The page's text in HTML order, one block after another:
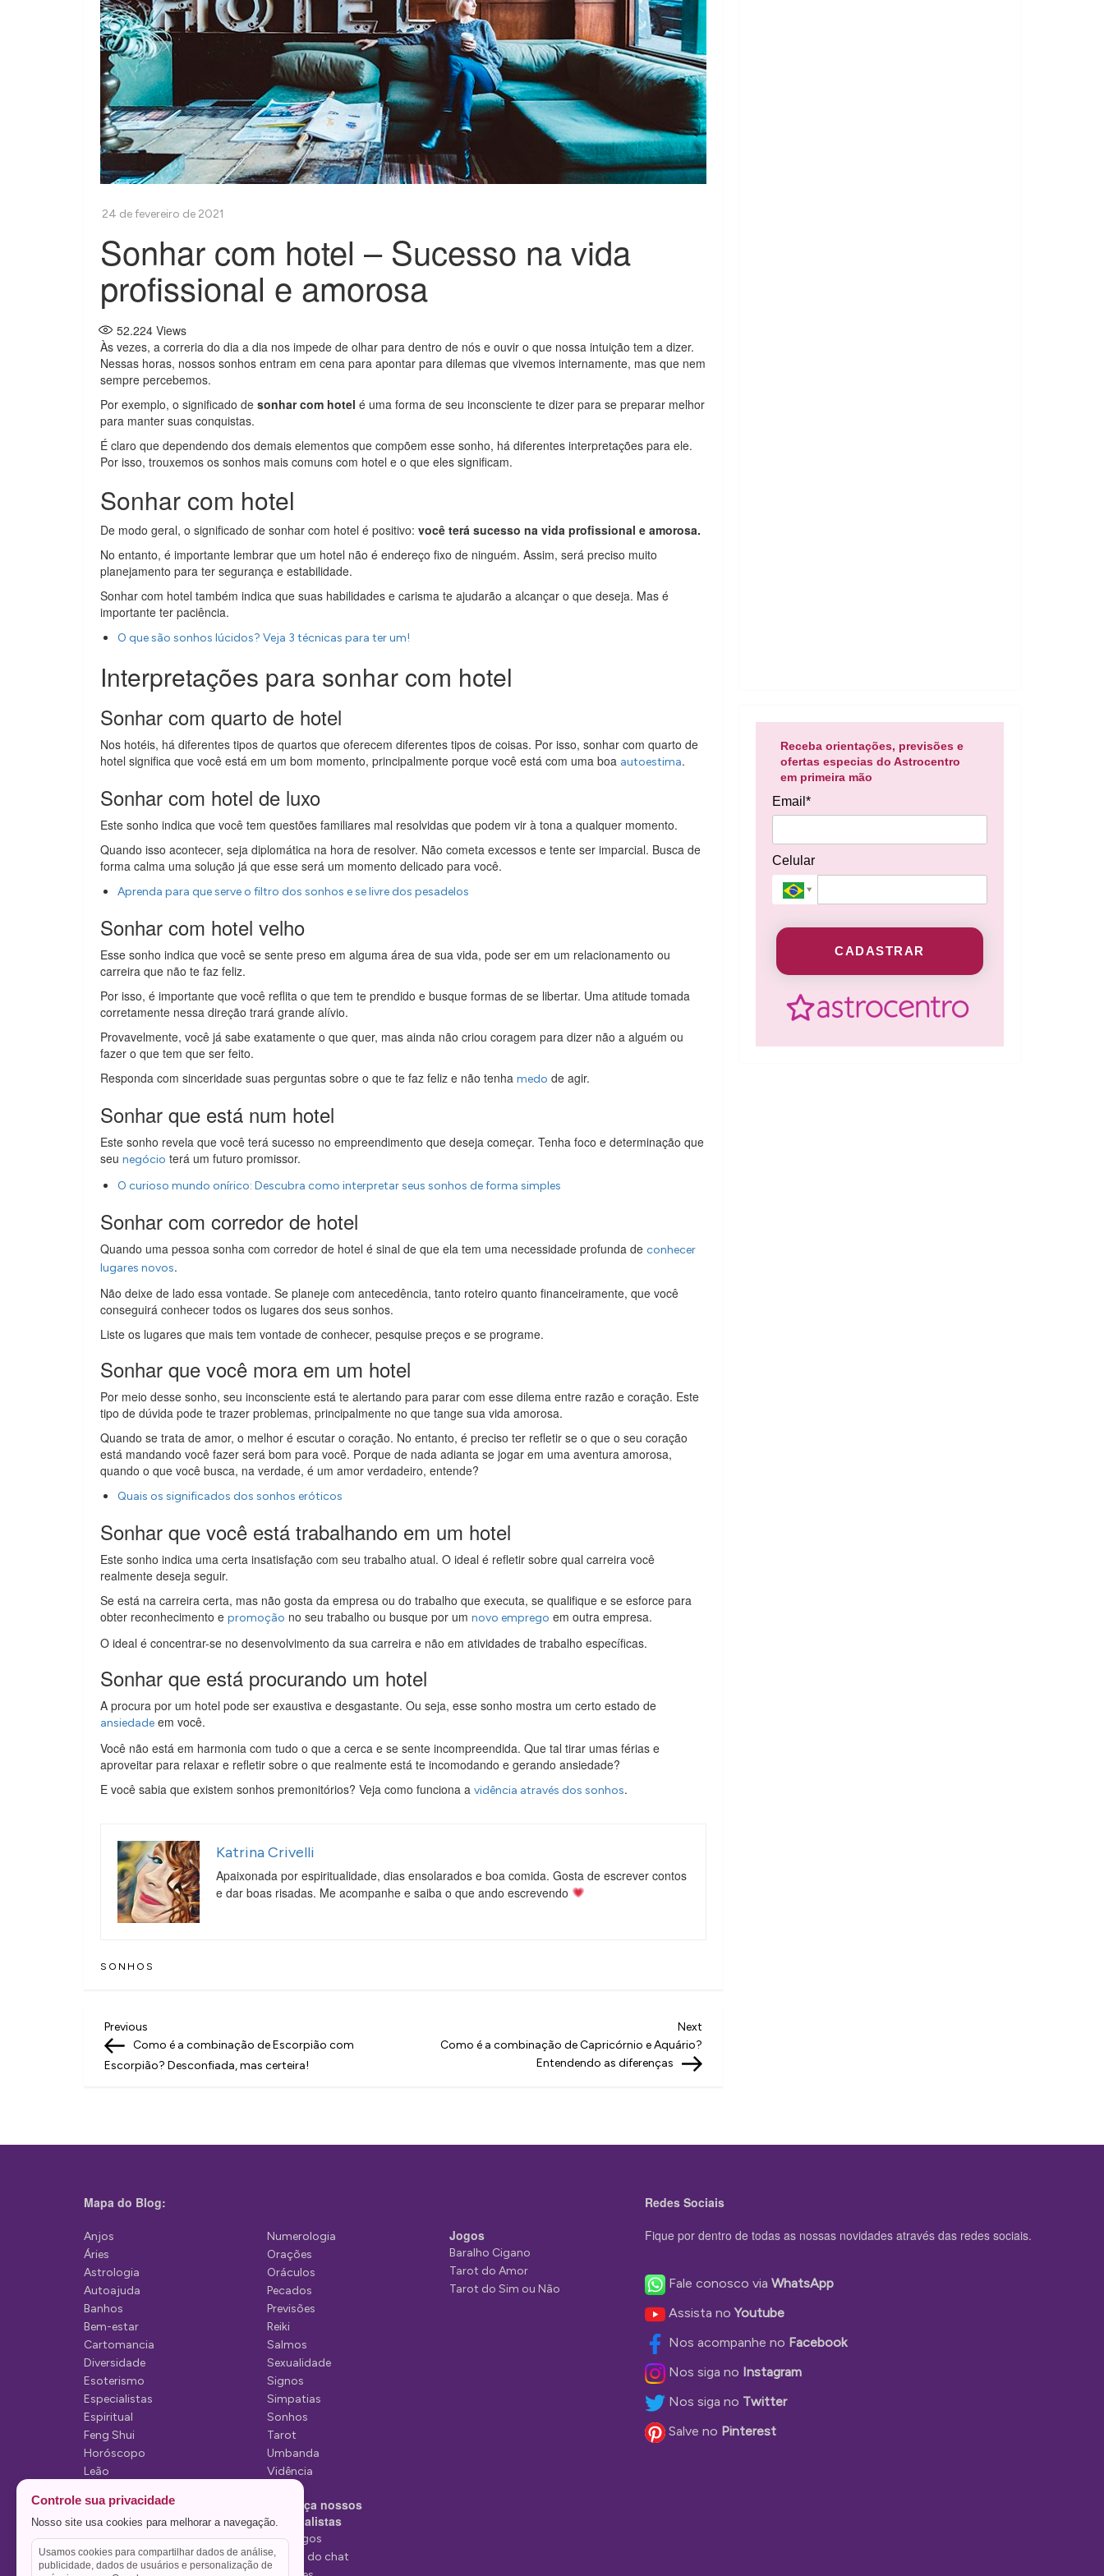
Sonhar com hotel – Sucesso na vida
profissional e amorosa
52.224 Views
Às vezes, a correria do dia a dia nos impede de olhar para dentro de nós e ouvir o que nossa intuição tem a dizer.
Nessas horas, nossos sonhos entram em cena para apontar para dilemas que vivemos internamente, mas que nem
sempre percebemos.
Por exemplo, o significado de sonhar com hotel é uma forma de seu inconsciente te dizer para se preparar melhor
para manter suas conquistas.
É claro que dependendo dos demais elementos que compõem esse sonho, há diferentes interpretações para ele.
Por isso, trouxemos os sonhos mais comuns com hotel e o que eles significam.
Sonhar com hotel
De modo geral, o significado de sonhar com hotel é positivo: você terá sucesso na vida profissional e amorosa.
No entanto, é importante lembrar que um hotel não é endereço fixo de ninguém. Assim, será preciso muito
planejamento para ter segurança e estabilidade.
Sonhar com hotel também indica que suas habilidades e carisma te ajudarão a alcançar o que deseja. Mas é
importante ter paciência.
O que são sonhos lúcidos? Veja 3 técnicas para ter um!
Interpretações para sonhar com hotel
Sonhar com quarto de hotel
Nos hotéis, há diferentes tipos de quartos que oferecem diferentes tipos de coisas. Por isso, sonhar com quarto de
hotel significa que você está em um bom momento, principalmente porque você está com uma boa autoestima.
Sonhar com hotel de luxo
Este sonho indica que você tem questões familiares mal resolvidas que podem vir à tona a qualquer momento.
Quando isso acontecer, seja diplomática na hora de resolver. Não cometa excessos e tente ser imparcial. Busca de
forma calma uma solução já que esse será um momento delicado para você.
Aprenda para que serve o filtro dos sonhos e se livre dos pesadelos
Sonhar com hotel velho
Esse sonho indica que você se sente preso em alguma área de sua vida, pode ser em um relacionamento ou
carreira que não te faz feliz.
Por isso, é importante que você reflita o que tem te prendido e busque formas de se libertar. Uma atitude tomada
corretamente nessa direção trará grande alívio.
Provavelmente, você já sabe exatamente o que quer, mas ainda não criou coragem para dizer não a alguém ou
fazer o que tem que ser feito.
Responda com sinceridade suas perguntas sobre o que te faz feliz e não tenha medo de agir.
Sonhar que está num hotel
Este sonho revela que você terá sucesso no empreendimento que deseja começar. Tenha foco e determinação que
seu negócio terá um futuro promissor.
O curioso mundo onírico: Descubra como interpretar seus sonhos de forma simples
Sonhar com corredor de hotel
Quando uma pessoa sonha com corredor de hotel é sinal de que ela tem uma necessidade profunda de conhecer
lugares novos.
Não deixe de lado essa vontade. Se planeje com antecedência, tanto roteiro quanto financeiramente, que você
conseguirá conhecer todos os lugares dos seus sonhos.
Liste os lugares que mais tem vontade de conhecer, pesquise preços e se programe.
Sonhar que você mora em um hotel
Por meio desse sonho, seu inconsciente está te alertando para parar com esse dilema entre razão e coração. Este
tipo de dúvida pode te trazer problemas, principalmente no que tange sua vida amorosa.
Quando se trata de amor, o melhor é escutar o coração. No entanto, é preciso ter refletir se o que o seu coração
está mandando você fazer será bom para você. Porque de nada adianta se jogar em uma aventura amorosa,
quando o que você busca, na verdade, é um amor verdadeiro, entende?
Quais os significados dos sonhos eróticos
Sonhar que você está trabalhando em um hotel
Este sonho indica uma certa insatisfação com seu trabalho atual. O ideal é refletir sobre qual carreira você
realmente deseja seguir.
Se está na carreira certa, mas não gosta da empresa ou do trabalho que executa, se qualifique e se esforce para
obter reconhecimento e promoção no seu trabalho ou busque por um novo emprego em outra empresa.
O ideal é concentrar-se no desenvolvimento da sua carreira e não em atividades de trabalho específicas.
Sonhar que está procurando um hotel
A procura por um hotel pode ser exaustiva e desgastante. Ou seja, esse sonho mostra um certo estado de
ansiedade em você.
Você não está em harmonia com tudo o que a cerca e se sente incompreendida. Que tal tirar umas férias e
aproveitar para relaxar e refletir sobre o que realmente está te incomodando e gerando ansiedade?
E você sabia que existem sonhos premonitórios? Veja como funciona a vidência através dos sonhos.
Katrina Crivelli
Apaixonada por espiritualidade, dias ensolarados e boa comida. Gosta de escrever contos
e dar boas risadas. Me acompanhe e saiba o que ando escrevendo
SONHOS
N
a
g
ç
o
d
e
P
o
s
t
Previous
Post
Previous
Como é a combinação de Escorpião com
Escorpião? Desconfiada, mas certeira!
Next
Como é a combinação de Capricórnio e Aquário?
Entendendo as diferenças
Receba orientações, previsões e
ofertas especias do Astrocentro
em primeira mão
Email*
Celular
CADASTRAR
Mapa do Blog:
Anjos
Áries
Astrologia
Autoajuda
Banhos
Bem-estar
Cartomancia
Diversidade
Esoterismo
Especialistas
Espiritual
Feng Shui
Horóscopo
Leão
Mediunidade
Mensagens
Numerologia
Orações
Oráculos
Pecados
Previsões
Reiki
Salmos
Sexualidade
Signos
Simpatias
Sonhos
Tarot
Umbanda
Vidência
Conheça nossos
Especialistas
Tarólogos
Estelas do chat
Jogos
Baralho Cigano
Tarot do Amor
Tarot do Sim ou Não
Redes Sociais
Fique por dentro de todas as nossas novidades através das redes sociais.
Fale conosco via WhatsApp
Assista noYoutube
Nos acompanhe no Facebook
Nos siga no Instagram
Nos siga no Twitter
Salve no Pinterest
Controle sua privacidade
Nosso site usa cookies para melhorar a navegação.
Usamos cookies para compartilhar dados de análise,
publicidade, dados de usuários e personalização de